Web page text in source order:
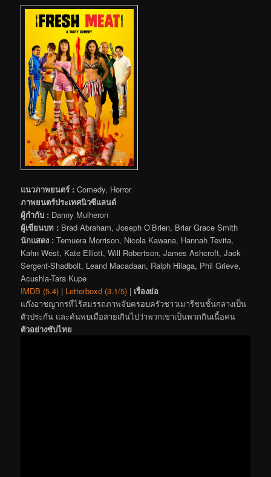
แนวภาพยนตร์ : Comedy, Horror
ภาพยนตร์ประเทศนิวซีแลนด์
ผู้กำกับ : Danny Mulheron
ผู้เขียนบท : Brad Abraham, Joseph O’Brien, Briar Grace Smith
นักแสดง : Temuera Morrison, Nicola Kawana, Hannah Tevita,
Kahn West, Kate Elliott, Will Robertson, James Ashcroft, Jack
Sergent-Shadbolt, Leand Macadaan, Ralph Hilaga, Phil Grieve,
Acushla-Tara Kupe
IMDB (5.4) | Letterboxd (3.1/5) | เรื่องย่อ
แก๊งอาชญากรที่ไร้สมรรถภาพจับครอบครัวชาวเมารีชนชั้นกลางเป็น
ตัวประกัน และค้นพบเมื่อสายเกินไปว่าพวกเขาเป็นพวกกินเนื้อคน
ตัวอย่างซับไทย